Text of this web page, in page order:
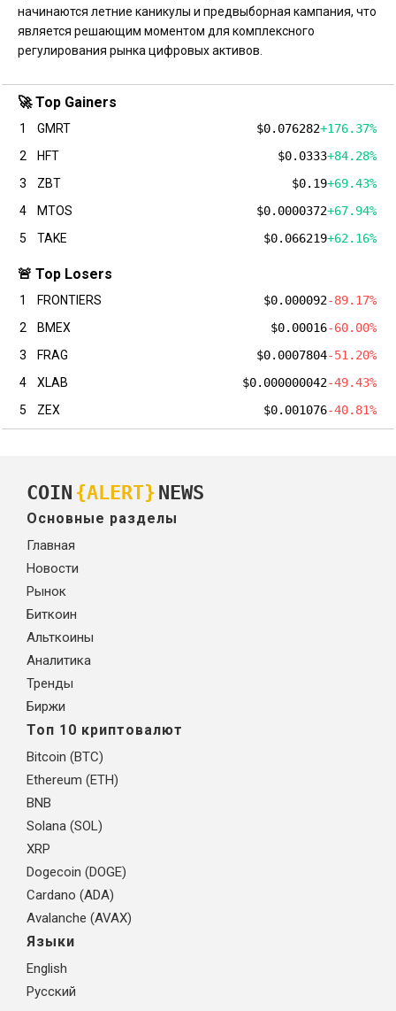
начинаются летние каникулы и предвыборная кампания, что
является решающим моментом для комплексного
регулирования рынка цифровых активов.
🚀 Top Gainers
1 GMRT $0.076282+176.37%
2
HFT $0.0333+84.28%
3
ZBT $0.19+69.43%
4
MTOS $0.0000372+67.94%
5
TAKE $0.066219+62.16%
🚨 Top Losers
1 FRONTIERS $0.000092-89.17%
2
BMEX $0.00016-60.00%
3
FRAG $0.0007804-51.20%
4
XLAB $0.000000042-49.43%
5
ZEX $0.001076-40.81%
COIN {ALERT} NEWS
Основные разделы
Главная
Новости
Рынок
Биткоин
Альткоины
Аналитика
Тренды
Биржи
Топ 10 криптовалют
Bitcoin (BTC)
Ethereum (ETH)
BNB
Solana (SOL)
XRP
Dogecoin (DOGE)
Cardano (ADA)
Avalanche (AVAX)
Языки
English
Русский